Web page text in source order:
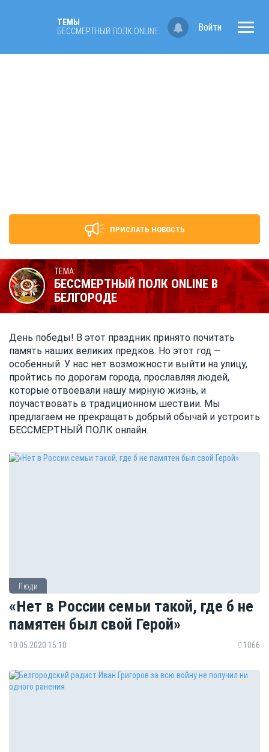
ТЕМЫ
Войти
ПРИСЛАТЬ НОВОСТЬ
ТЕМА:
БЕССМЕРТНЫЙ ПОЛК ONLINE В
БЕЛГОРОДЕ
День победы! В этот праздник принято почитать
память наших великих предков. Но этот год —
особенный. У нас нет возможности выйти на улицу,
пройтись по дорогам города, прославляя людей,
которые отвоевали нашу мирную жизнь, и
поучаствовать в традиционном шествии. Мы
предлагаем не прекращать добрый обычай и устроить
БЕССМЕРТНЫЙ ПОЛК онлайн.
Люди
«Нет в России семьи такой, где б не
памятен был свой Герой»
10.05.2020 15:10 1066